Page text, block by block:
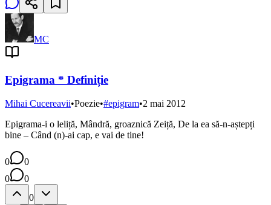
MC
Epigrama * Definiție
Mihai Cucereavii•Poezie•#epigram•2 mai 2012
Epigrama-i o leliță, Mândră, groaznică Zeiță, De la ea să-n-aștepți
bine – Când (n)-ai cap, e vai de tine!
0
0
0
0
0